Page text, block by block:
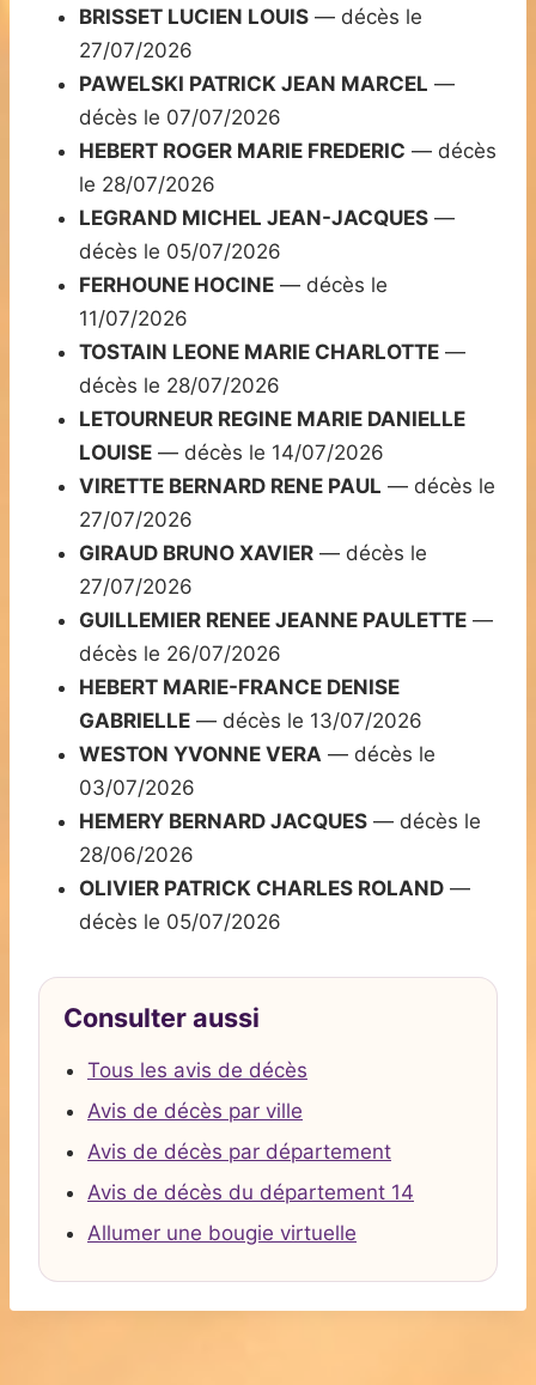
BRISSET LUCIEN LOUIS — décès le
27/07/2026
PAWELSKI PATRICK JEAN MARCEL —
décès le 07/07/2026
HEBERT ROGER MARIE FREDERIC — décès
le 28/07/2026
LEGRAND MICHEL JEAN-JACQUES —
décès le 05/07/2026
FERHOUNE HOCINE — décès le
11/07/2026
TOSTAIN LEONE MARIE CHARLOTTE —
décès le 28/07/2026
LETOURNEUR REGINE MARIE DANIELLE
LOUISE — décès le 14/07/2026
VIRETTE BERNARD RENE PAUL — décès le
27/07/2026
GIRAUD BRUNO XAVIER — décès le
27/07/2026
GUILLEMIER RENEE JEANNE PAULETTE —
décès le 26/07/2026
HEBERT MARIE-FRANCE DENISE
GABRIELLE — décès le 13/07/2026
WESTON YVONNE VERA — décès le
03/07/2026
HEMERY BERNARD JACQUES — décès le
28/06/2026
OLIVIER PATRICK CHARLES ROLAND —
décès le 05/07/2026
Consulter aussi
Tous les avis de décès
Avis de décès par ville
Avis de décès par département
Avis de décès du département 14
Allumer une bougie virtuelle